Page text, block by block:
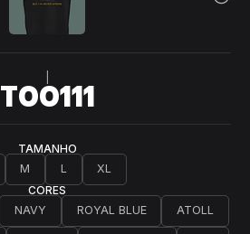
T00111
TAMANHO
M L
XL
CORES
NAVY ROYAL BLUE ATOLL